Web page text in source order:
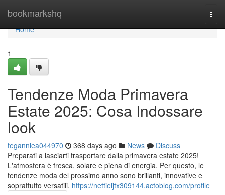
bookmarkshq
Home
Home
1
Tendenze Moda Primavera
Estate 2025: Cosa Indossare
look
teganniea044970 368 days ago News
Discuss
Preparati a lasciarti trasportare dalla primavera estate 2025!
L'atmosfera è fresca, solare e piena di energia. Per questo, le
tendenze moda del prossimo anno sono brillanti, innovative e
soprattutto versatili. https://nettieijtx309144.actoblog.com/profile